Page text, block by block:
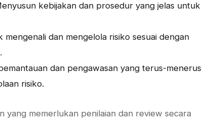
kebijakan dan prosedur yang jelas untuk
dan mengelola risiko sesuai dengan
dan pengawasan yang terus-menerus
risiko.
yang memerlukan penilaian dan review secara